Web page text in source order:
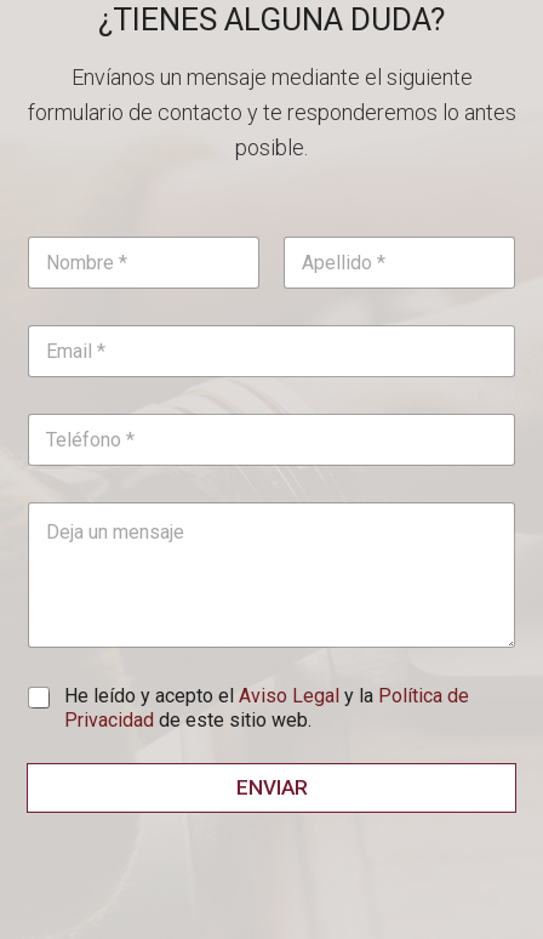
¿TIENES ALGUNA DUDA?
Envíanos un mensaje mediante el siguiente
formulario de contacto y te responderemos lo antes
posible.
He leído y acepto elAviso Legal y la Política de
Privacidad de este sitio web.
ENVIAR